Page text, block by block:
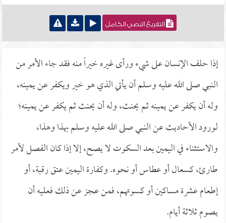
التفريغ النصي الكامل
إذا حلف الإنسان على شيء ورأى غيره خيراً منه فقد جاء الأمر من
النبي صلى الله عليه وسلم أن يأتي الذي هو خير ويكفر عن يمينه،
وله أن يكفر عن يمينه ثم يحنث، وله أن يحنث ثم يكفر عن يمينه؛
لورود الأحاديث عن النبي صلى الله عليه وسلم بهذا وهذا،
والاستثناء في اليمين بعد السكوت لا يصح، إلا إذا كان الفصل لأمر
طارئ، كسعال أو عطاس أو نحوه. وكفارة اليمين عتق رقبة، أو
إطعام عشرة مساكين أو كسوتهم، فمن عجز عن ذلك فعليه أن
يصوم ثلاثة أيام.